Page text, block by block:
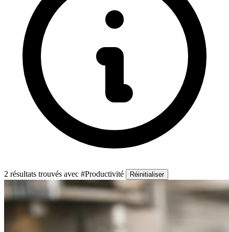
2 résultats trouvés avec #Productivité Réinitialiser